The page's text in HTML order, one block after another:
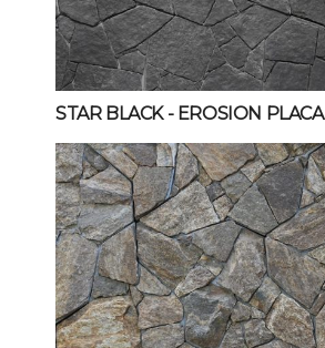
STAR BLACK- EROSION PLACA